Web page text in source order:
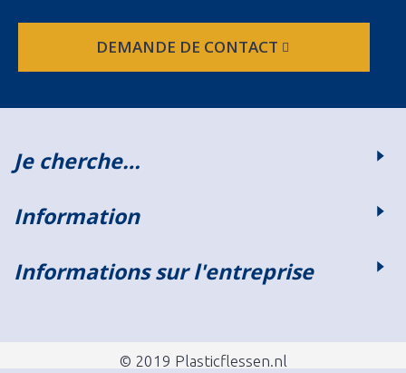
DEMANDE DE CONTACT
Je cherche…
Information
Informations sur l'entreprise
© 2019 Plasticflessen.nl